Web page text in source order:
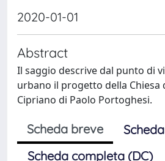
2020-01-01
Abstract
Il saggio descrive dal punto di
urbano il progetto della Chiesa
Cipriano di Paolo Portoghesi.
Scheda breve
Scheda completa (DC)